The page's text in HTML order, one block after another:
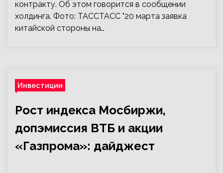
контракту. Об этом говорится в сообщении
холдинга. Фото: ТАССТАСС "20 марта заявка
китайской стороны на…
Инвестиции
Рост индекса Мосбиржи,
допэмиссия ВТБ и акции
«Газпрома»: дайджест